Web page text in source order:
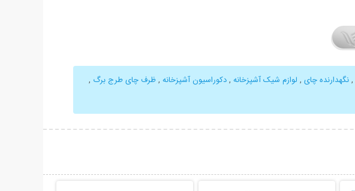
,نگهدارنده چای , لوازم شیک آشپزخانه ,دکوراسیون آشپزخانه ,ظرف چای طرج برگ ,